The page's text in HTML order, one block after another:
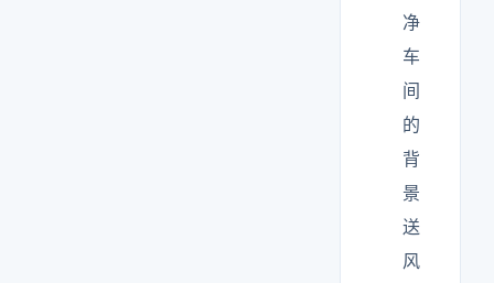
净
车
间
的
背
景
送
风